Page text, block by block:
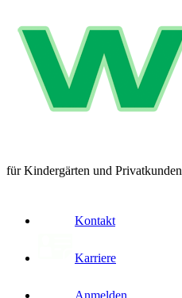
für Kindergärten und Privatkunden
Kontakt
Karriere
Anmelden